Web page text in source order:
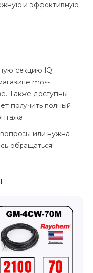
и эффективную
секцию IQ
mos-
Также доступны
получить полный
или нужна
обращаться!